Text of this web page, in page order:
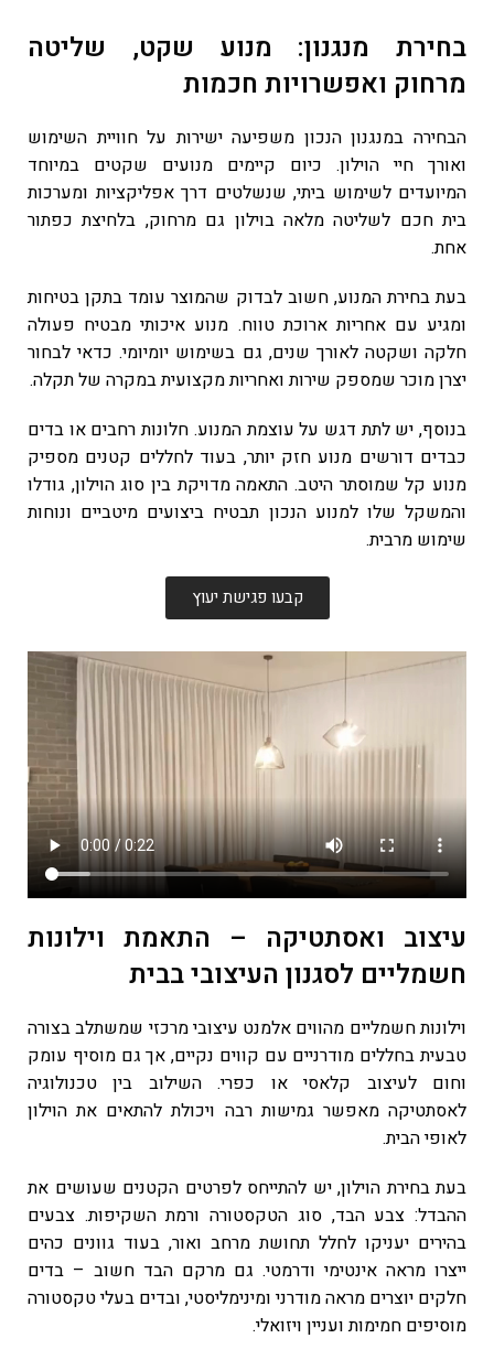
בחירת מנגנון: מנוע שקט, שליטה
מרחוק ואפשרויות חכמות
הבחירה במנגנון הנכון משפיעה ישירות על חוויית השימוש
ואורך חיי הוילון. כיום קיימים מנועים שקטים במיוחד
המיועדים לשימוש ביתי, שנשלטים דרך אפליקציות ומערכות
בית חכם לשליטה מלאה בוילון גם מרחוק, בלחיצת כפתור
אחת.
בעת בחירת המנוע, חשוב לבדוק שהמוצר עומד בתקן בטיחות
ומגיע עם אחריות ארוכת טווח. מנוע איכותי מבטיח פעולה
חלקה ושקטה לאורך שנים, גם בשימוש יומיומי. כדאי לבחור
יצרן מוכר שמספק שירות ואחריות מקצועית במקרה של תקלה.
בנוסף, יש לתת דגש על עוצמת המנוע. חלונות רחבים או בדים
כבדים דורשים מנוע חזק יותר, בעוד לחללים קטנים מספיק
מנוע קל שמוסתר היטב. התאמה מדויקת בין סוג הוילון, גודלו
והמשקל שלו למנוע הנכון תבטיח ביצועים מיטביים ונוחות
שימוש מרבית.
קבעו פגישת יעוץ
עיצוב ואסתטיקה – התאמת וילונות
חשמליים לסגנון העיצובי בבית
וילונות חשמליים מהווים אלמנט עיצובי מרכזי שמשתלב בצורה
טבעית בחללים מודרניים עם קווים נקיים, אך גם מוסיף עומק
וחום לעיצוב קלאסי או כפרי. השילוב בין טכנולוגיה
לאסתטיקה מאפשר גמישות רבה ויכולת להתאים את הוילון
לאופי הבית.
בעת בחירת הוילון, יש להתייחס לפרטים הקטנים שעושים את
ההבדל: צבע הבד, סוג הטקסטורה ורמת השקיפות. צבעים
בהירים יעניקו לחלל תחושת מרחב ואור, בעוד גוונים כהים
ייצרו מראה אינטימי ודרמטי. גם מרקם הבד חשוב – בדים
חלקים יוצרים מראה מודרני ומינימליסטי, ובדים בעלי טקסטורה
מוסיפים חמימות ועניין ויזואלי.